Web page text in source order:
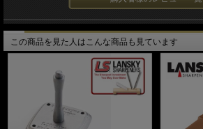
この商品を見た人はこんな商品も見ています